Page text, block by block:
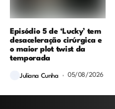
Episódio 5 de ‘Lucky’ tem
desaceleração cirúrgica e
o maior plot twist da
temporada
Juliana Cunha 05/08/2026